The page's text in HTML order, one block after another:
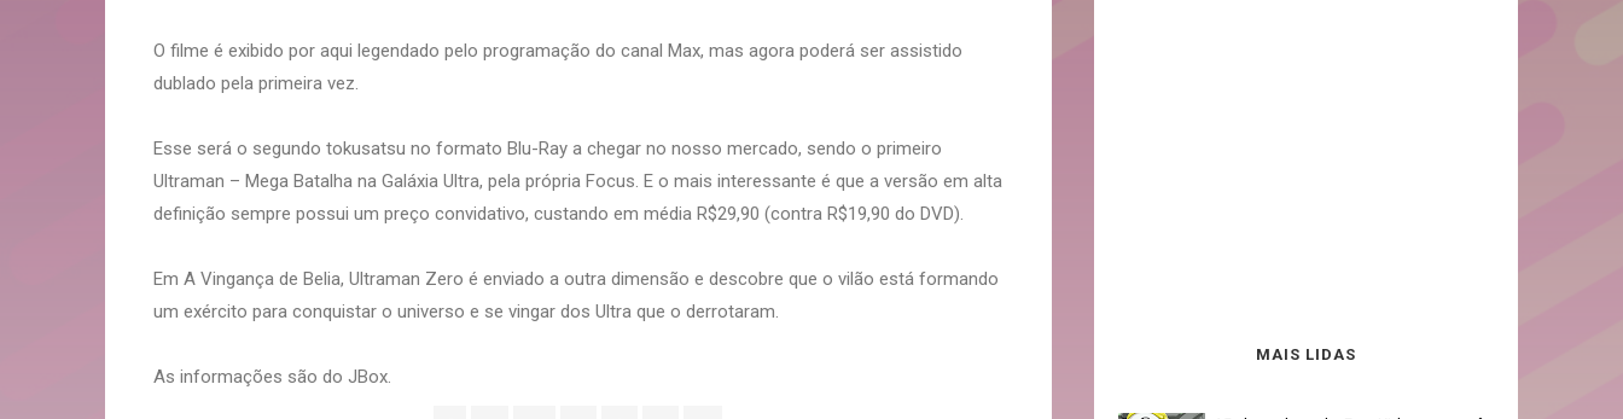
O filme é exibido por aqui legendado pelo programação do canal Max, mas agora poderá ser assistido
dublado pela primeira vez.
Esse será o segundo tokusatsu no formato Blu-Ray a chegar no nosso mercado, sendo o primeiro
Ultraman – Mega Batalha na Galáxia Ultra, pela própria Focus. E o mais interessante é que a versão em alta
definição sempre possui um preço convidativo, custando em média R$29,90 (contra R$19,90 do DVD).
Em A Vingança de Belia, Ultraman Zero é enviado a outra dimensão e descobre que o vilão está formando
um exército para conquistar o universo e se vingar dos Ultra que o derrotaram.
As informações são do JBox.
MAIS LIDAS